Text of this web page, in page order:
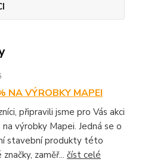
NA VÝROBKY MAPEI
připravili jsme pro Vás akci
výrobky Mapei. Jedná se o
stavební produkty této
zaměř... číst celé